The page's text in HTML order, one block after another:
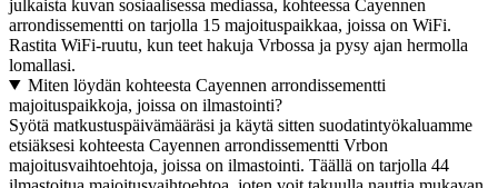
julkaista kuvan sosiaalisessa mediassa, kohteessa Cayennen
arrondissementti on tarjolla 15 majoituspaikkaa, joissa on WiFi.
Rastita WiFi-ruutu, kun teet hakuja Vrbossa ja pysy ajan hermolla
lomallasi.
Miten löydän kohteesta Cayennen arrondissementti
majoituspaikkoja, joissa on ilmastointi?
Syötä matkustuspäivämääräsi ja käytä sitten suodatintyökaluamme
etsiäksesi kohteesta Cayennen arrondissementti Vrbon
majoitusvaihtoehtoja, joissa on ilmastointi. Täällä on tarjolla 44